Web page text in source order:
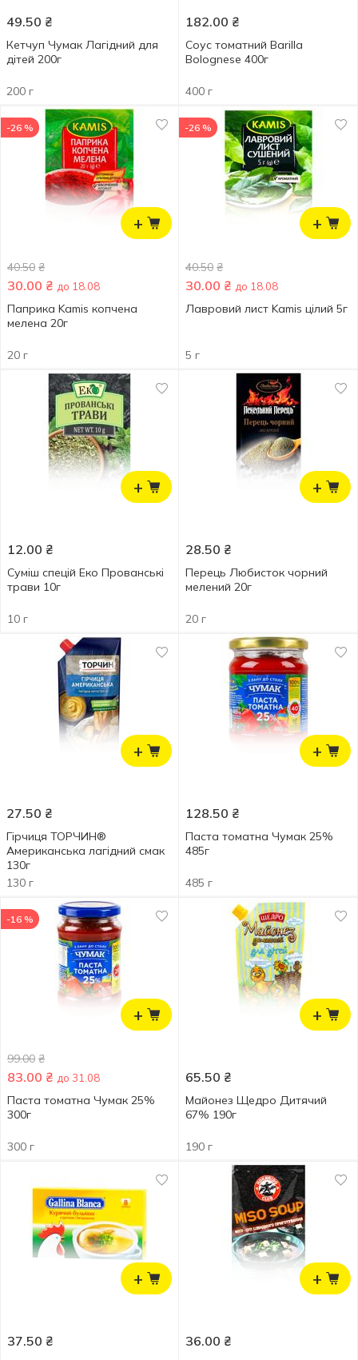
49.50 ₴
Кетчуп Чумак Лагідний для
дітей 200г
200 г
182.00 ₴
Соус томатний Barilla
Bolognese 400г
400 г
+
-26 %
40.50 ₴
30.00 ₴ до 18.08
Паприка Kamis копчена
мелена 20г
20 г
+
-26 %
40.50 ₴
30.00 ₴ до 18.08
Лавровий лист Kamis цілий 5г
5 г
+
12.00 ₴
Суміш спецій Еко Прованські
трави 10г
10 г
+
28.50 ₴
Перець Любисток чорний
мелений 20г
20 г
+
27.50 ₴
Гірчиця ТОРЧИН®
Американська лагідний смак
130г
130 г
+
128.50 ₴
Паста томатна Чумак 25%
485г
485 г
+
-16 %
99.00 ₴
83.00 ₴ до 31.08
Паста томатна Чумак 25%
300г
300 г
+
65.50 ₴
Майонез Щедро Дитячий
67% 190г
190 г
+
37.50 ₴
+
36.00 ₴